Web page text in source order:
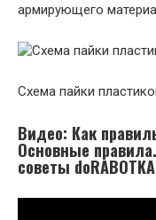
армирующего
Схема пайки
Видео: Как
Основные
советы doRABOTKA